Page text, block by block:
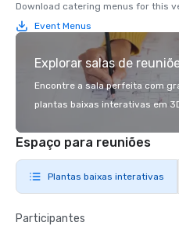
Download catering menus for this
Event Menus
Explorar salas de
Encontre a sala perfeita com
plantas baixas interativas em
Espaço para reuniões
Plantas baixas interativas
Participantes